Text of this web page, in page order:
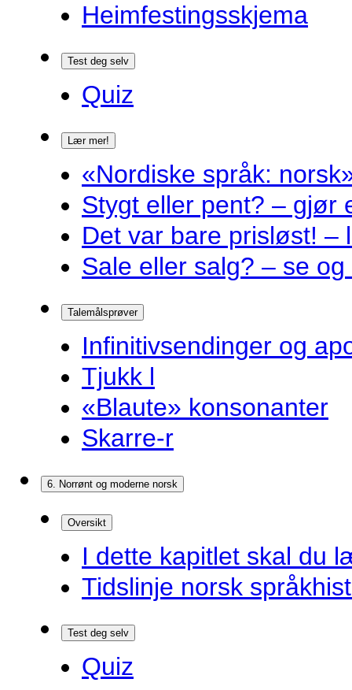
Heimfestingsskjema
Test deg selv
Quiz
Lær mer!
«Nordiske språk:
Stygt eller pent? – gjør
Det var bare prisløst! –
Sale eller salg? – se
Talemålsprøver
Infinitivsendinger og
Tjukk l
«Blaute» konsonanter
Skarre-r
6. Norrønt og moderne norsk
Oversikt
I dette kapitlet skal du
Tidslinje norsk
Test deg selv
Quiz